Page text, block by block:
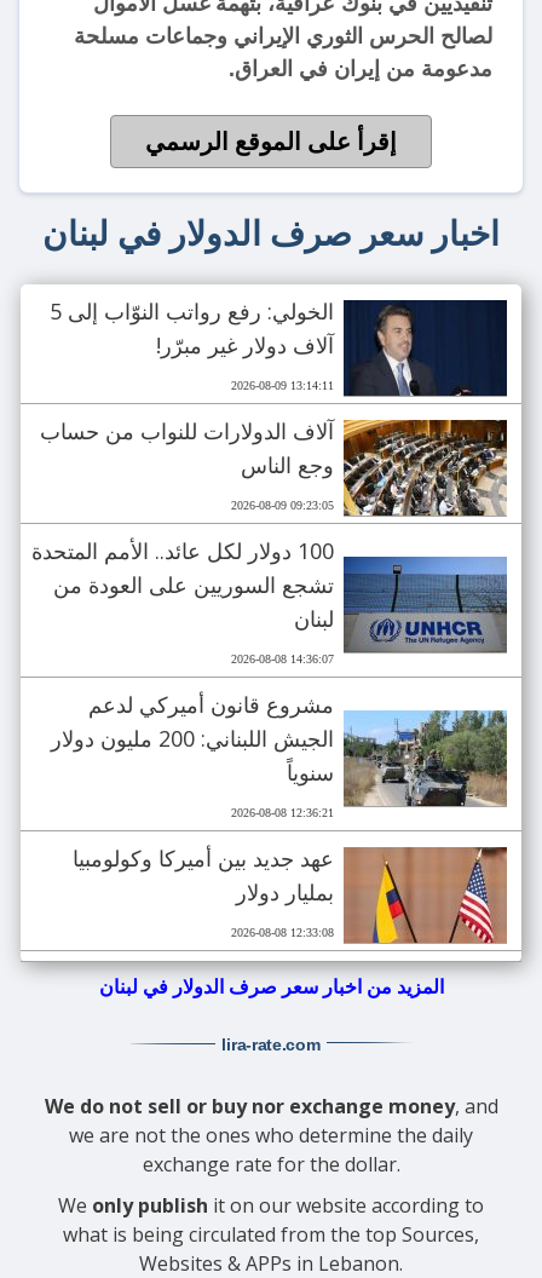
لصالح الحرس الثوري الإيراني وجماعات مسلحة
مدعومة من إيران في العراق.
إقرأ على الموقع الرسمي
اخبار سعر صرف الدولار في لبنان
الخولي: رفع رواتب النوّاب إلى 5
آلاف دولار غير مبرّر!
2026-08-09 13:14:11
آلاف الدولارات للنواب من حساب
وجع الناس
2026-08-09 09:23:05
100 دولار لكل عائد.. الأمم المتحدة
تشجع السوريين على العودة من
لبنان
2026-08-08 14:36:07
مشروع قانون أميركي لدعم
الجيش اللبناني: 200 مليون دولار
سنوياً
2026-08-08 12:36:21
عهد جديد بين أميركا وكولومبيا
بمليار دولار
2026-08-08 12:33:08
المزيد من اخبار سعر صرف الدولار في لبنان
lira-rate.com
We do not sell or buy nor exchange money, and
we are not the ones who determine the daily
exchange rate for the dollar.
We only publish it on our website according to
what is being circulated from the top Sources,
Websites & APPs in Lebanon.